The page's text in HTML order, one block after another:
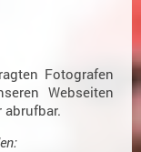
Fotografen
Webseiten